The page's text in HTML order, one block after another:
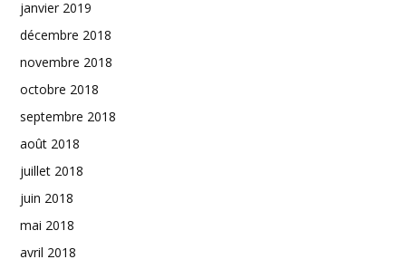
janvier 2019
décembre 2018
novembre 2018
octobre 2018
septembre 2018
août 2018
juillet 2018
juin 2018
mai 2018
avril 2018